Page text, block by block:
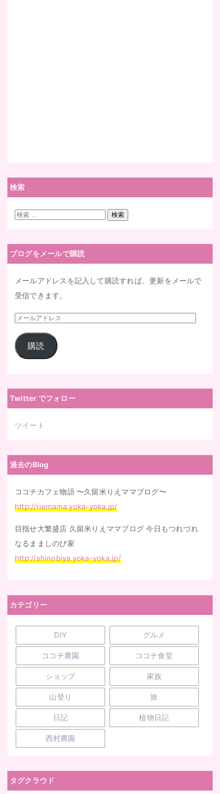
検索
検
検索
ブログをメールで購読
メールアドレスを記入して購読すれば、更新をメールで
受信できます。
メ
ー
ル
レ
購読
Twitter でフォロー
ツイート
過去のBlog
ココチカフェ物語 〜久留米りえママブログ〜
http://riemama.yoka-yoka.jp/
目指せ大繁盛店 久留米りえママブログ 今日もつれづれ
なるまましのび家
http://shinobiya.yoka-yoka.jp/
カテゴリー
DIY グルメ
ココチ農園 ココチ食堂
ショップ 家族
山登り 旅
日記 植物日記
西村農園
タグクラウド